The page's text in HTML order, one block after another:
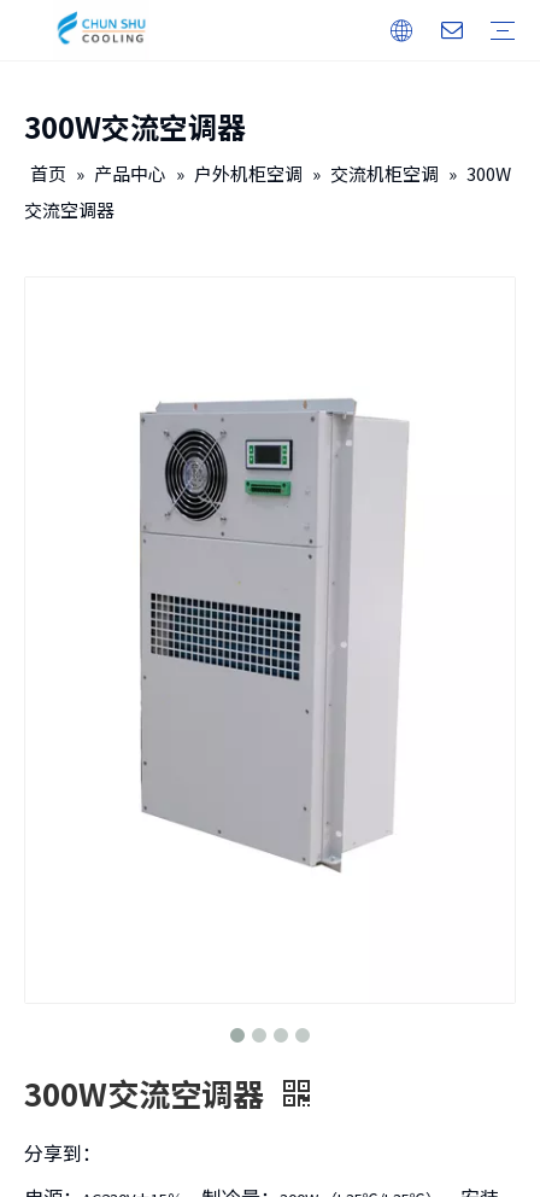
300W交流空调器
首页 » 产品中心 » 户外机柜空调 » 交流机柜空调 » 300W
交流空调器
300W交流空调器
分享到：